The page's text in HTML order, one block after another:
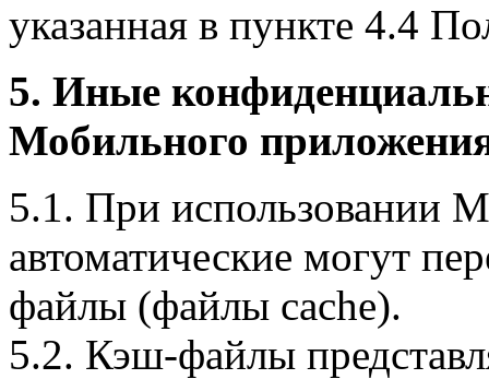
указанная в пункте 4.4
5. Иные
Мобильного
5.1. При использовании
автоматические могут
файлы (файлы cache).
5.2. Кэш-файлы